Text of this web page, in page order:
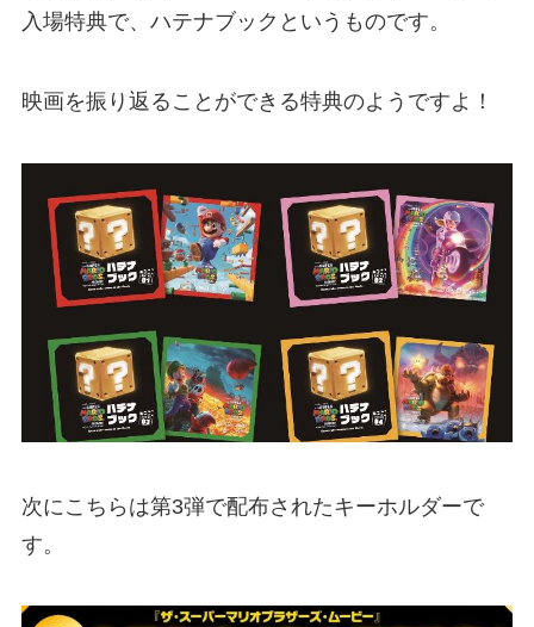
入場特典で、ハテナブックというものです。
映画を振り返ることができる特典のようですよ！
次にこちらは第3弾で配布されたキーホルダーで
す。